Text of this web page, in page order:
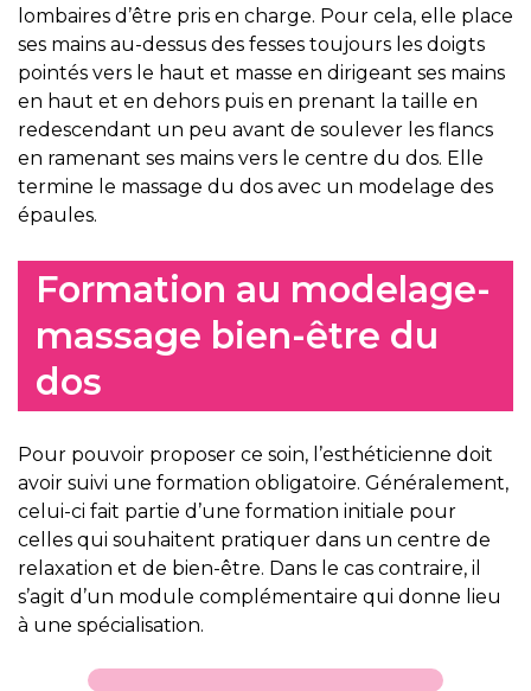
lombaires d’être pris en charge. Pour cela, elle place
ses mains au-dessus des fesses toujours les doigts
pointés vers le haut et masse en dirigeant ses mains
en haut et en dehors puis en prenant la taille en
redescendant un peu avant de soulever les flancs
en ramenant ses mains vers le centre du dos. Elle
termine le massage du dos avec un modelage des
épaules.
Formation au modelage-
massage bien-être du
dos
Pour pouvoir proposer ce soin, l’esthéticienne doit
avoir suivi une formation obligatoire. Généralement,
celui-ci fait partie d’une formation initiale pour
celles qui souhaitent pratiquer dans un centre de
relaxation et de bien-être. Dans le cas contraire, il
s’agit d’un module complémentaire qui donne lieu
à une spécialisation.